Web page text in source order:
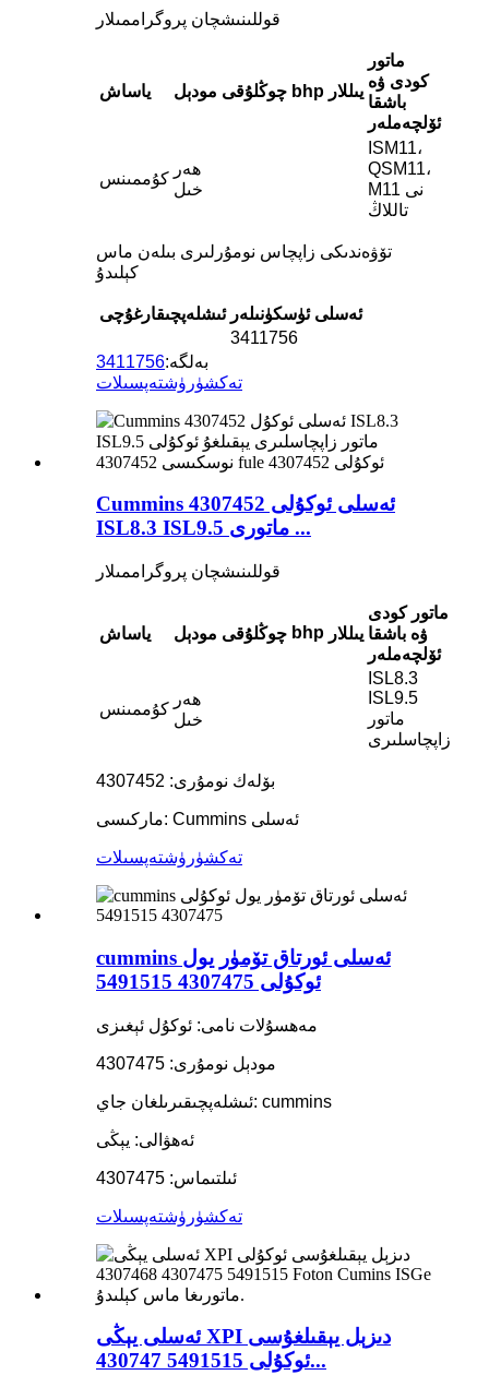
قوللىنىشچان پروگراممىلار
ياساش مودېل چوڭلۇقى bhp يىللار
ماتور
كودى ۋە
باشقا
ئۆلچەملەر
كۇممىنس
ھەر
خىل
ISM11،
QSM11،
M11 نى
تاللاڭ
تۆۋەندىكى زاپچاس نومۇرلىرى بىلەن ماس
كېلىدۇ
ئىشلەپچىقارغۇچى ئەسلى ئۈسكۈنىلەر
3411756
بەلگە:3411756
تەكشۈرۈشتەپسىلات
Cummins ئەسلى ئوكۇلى 4307452
ISL8.3 ISL9.5 ماتورى ...
قوللىنىشچان پروگراممىلار
ياساش مودېل چوڭلۇقى bhp يىللار
ماتور كودى
ۋە باشقا
ئۆلچەملەر
كۇممىنس
ھەر
خىل
ISL8.3
ISL9.5
ماتور
زاپچاسلىرى
بۆلەك نومۇرى: 4307452
ماركىسى: Cummins ئەسلى
تەكشۈرۈشتەپسىلات
cummins ئەسلى ئورتاق تۆمۈر يول
ئوكۇلى 4307475 5491515
مەھسۇلات نامى: ئوكۇل ئېغىزى
مودېل نومۇرى: 4307475
ئىشلەپچىقىرىلغان جاي: cummins
ئەھۋالى: يېڭى
ئىلتىماس: 4307475
تەكشۈرۈشتەپسىلات
ئەسلى يېڭى XPI دىزېل يېقىلغۇسى
ئوكۇلى 5491515 430747...